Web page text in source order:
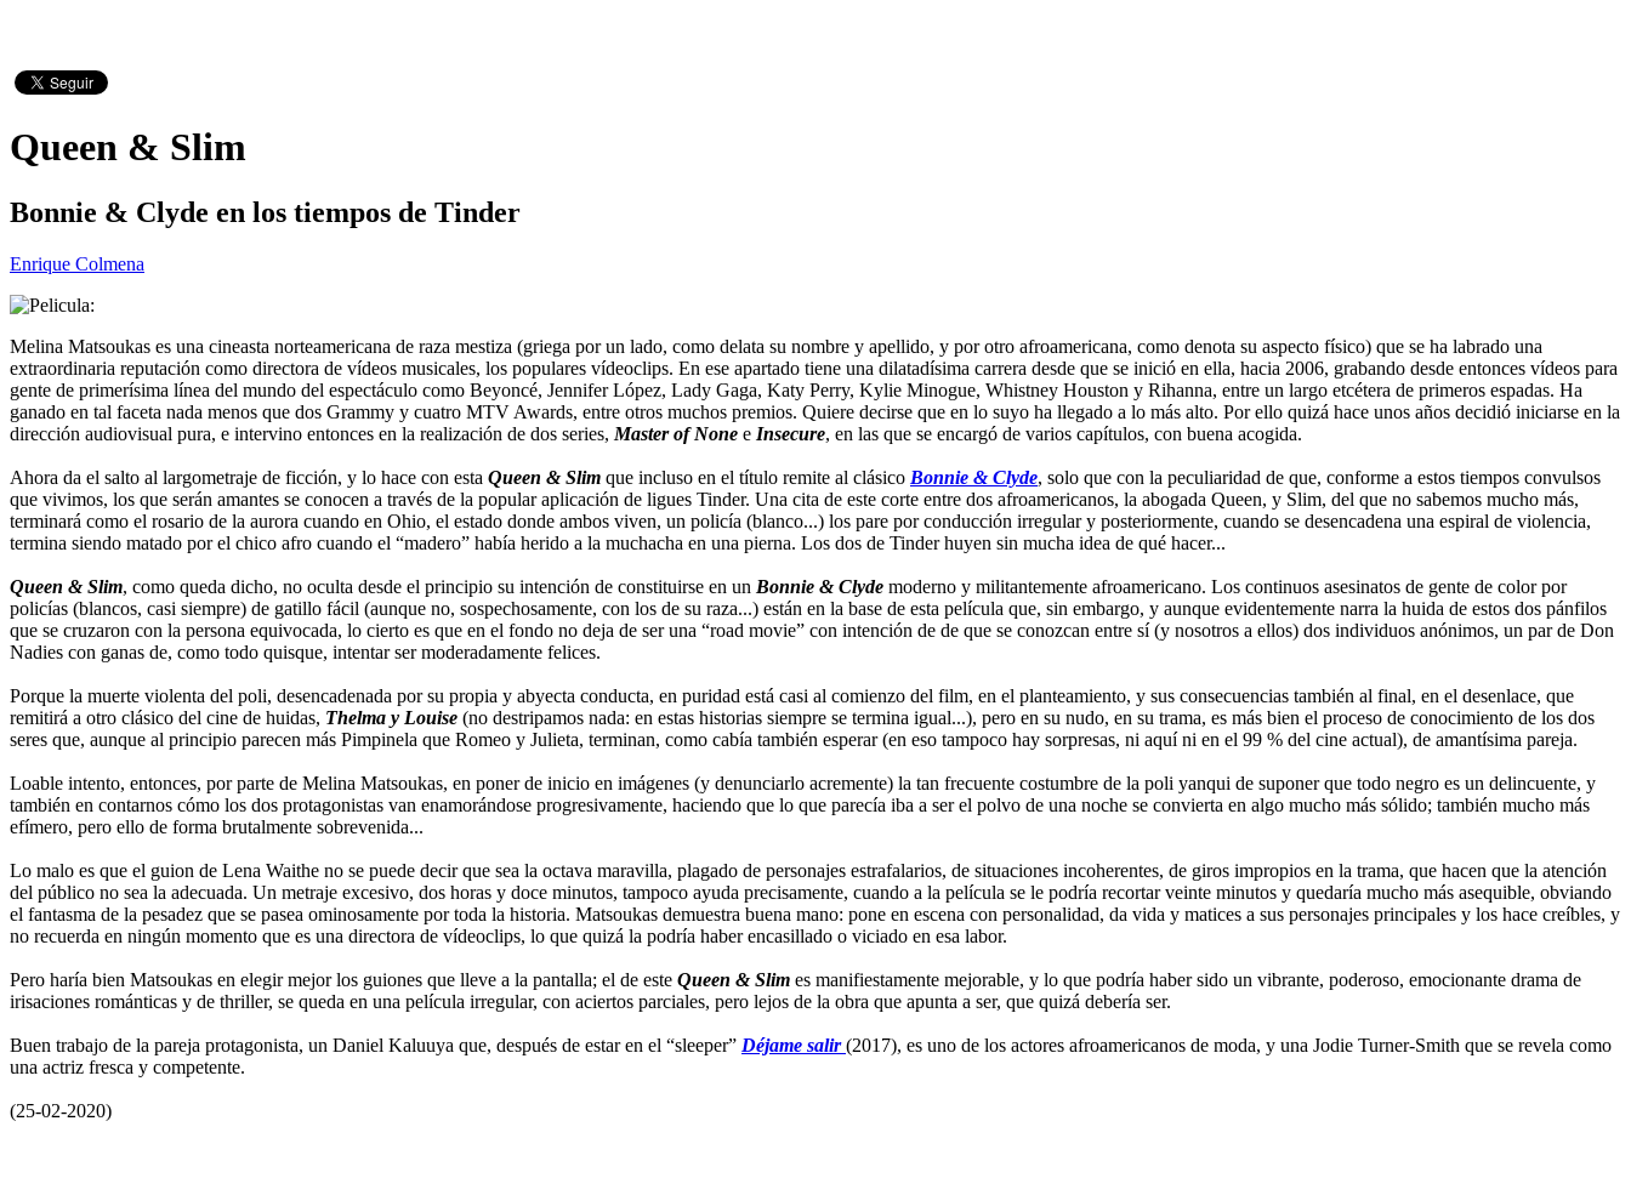
Queen & Slim
Bonnie & Clyde en los tiempos de Tinder
Enrique Colmena
Melina Matsoukas es una cineasta norteamericana de raza mestiza (griega por un lado, como delata su nombre y apellido, y por otro afroamericana, como denota su aspecto físico) que se ha labrado una
extraordinaria reputación como directora de vídeos musicales, los populares vídeoclips. En ese apartado tiene una dilatadísima carrera desde que se inició en ella, hacia 2006, grabando desde entonces vídeos para
gente de primerísima línea del mundo del espectáculo como Beyoncé, Jennifer López, Lady Gaga, Katy Perry, Kylie Minogue, Whistney Houston y Rihanna, entre un largo etcétera de primeros espadas. Ha
ganado en tal faceta nada menos que dos Grammy y cuatro MTV Awards, entre otros muchos premios. Quiere decirse que en lo suyo ha llegado a lo más alto. Por ello quizá hace unos años decidió iniciarse en la
dirección audiovisual pura, e intervino entonces en la realización de dos series, Master of None e Insecure, en las que se encargó de varios capítulos, con buena acogida.
Ahora da el salto al largometraje de ficción, y lo hace con esta Queen & Slim que incluso en el título remite al clásico Bonnie & Clyde, solo que con la peculiaridad de que, conforme a estos tiempos convulsos
que vivimos, los que serán amantes se conocen a través de la popular aplicación de ligues Tinder. Una cita de este corte entre dos afroamericanos, la abogada Queen, y Slim, del que no sabemos mucho más,
terminará como el rosario de la aurora cuando en Ohio, el estado donde ambos viven, un policía (blanco...) los pare por conducción irregular y posteriormente, cuando se desencadena una espiral de violencia,
termina siendo matado por el chico afro cuando el “madero” había herido a la muchacha en una pierna. Los dos de Tinder huyen sin mucha idea de qué hacer...
Queen & Slim, como queda dicho, no oculta desde el principio su intención de constituirse en un Bonnie & Clyde moderno y militantemente afroamericano. Los continuos asesinatos de gente de color por
policías (blancos, casi siempre) de gatillo fácil (aunque no, sospechosamente, con los de su raza...) están en la base de esta película que, sin embargo, y aunque evidentemente narra la huida de estos dos pánfilos
que se cruzaron con la persona equivocada, lo cierto es que en el fondo no deja de ser una “road movie” con intención de de que se conozcan entre sí (y nosotros a ellos) dos individuos anónimos, un par de Don
Nadies con ganas de, como todo quisque, intentar ser moderadamente felices.
Porque la muerte violenta del poli, desencadenada por su propia y abyecta conducta, en puridad está casi al comienzo del film, en el planteamiento, y sus consecuencias también al final, en el desenlace, que
remitirá a otro clásico del cine de huidas, Thelma y Louise (no destripamos nada: en estas historias siempre se termina igual...), pero en su nudo, en su trama, es más bien el proceso de conocimiento de los dos
seres que, aunque al principio parecen más Pimpinela que Romeo y Julieta, terminan, como cabía también esperar (en eso tampoco hay sorpresas, ni aquí ni en el 99 % del cine actual), de amantísima pareja.
Loable intento, entonces, por parte de Melina Matsoukas, en poner de inicio en imágenes (y denunciarlo acremente) la tan frecuente costumbre de la poli yanqui de suponer que todo negro es un delincuente, y
también en contarnos cómo los dos protagonistas van enamorándose progresivamente, haciendo que lo que parecía iba a ser el polvo de una noche se convierta en algo mucho más sólido; también mucho más
efímero, pero ello de forma brutalmente sobrevenida...
Lo malo es que el guion de Lena Waithe no se puede decir que sea la octava maravilla, plagado de personajes estrafalarios, de situaciones incoherentes, de giros impropios en la trama, que hacen que la atención
del público no sea la adecuada. Un metraje excesivo, dos horas y doce minutos, tampoco ayuda precisamente, cuando a la película se le podría recortar veinte minutos y quedaría mucho más asequible, obviando
el fantasma de la pesadez que se pasea ominosamente por toda la historia. Matsoukas demuestra buena mano: pone en escena con personalidad, da vida y matices a sus personajes principales y los hace creíbles, y
no recuerda en ningún momento que es una directora de vídeoclips, lo que quizá la podría haber encasillado o viciado en esa labor.
Pero haría bien Matsoukas en elegir mejor los guiones que lleve a la pantalla; el de este Queen & Slim es manifiestamente mejorable, y lo que podría haber sido un vibrante, poderoso, emocionante drama de
irisaciones románticas y de thriller, se queda en una película irregular, con aciertos parciales, pero lejos de la obra que apunta a ser, que quizá debería ser.
Buen trabajo de la pareja protagonista, un Daniel Kaluuya que, después de estar en el “sleeper” Déjame salir (2017), es uno de los actores afroamericanos de moda, y una Jodie Turner-Smith que se revela como
una actriz fresca y competente.
(25-02-2020)